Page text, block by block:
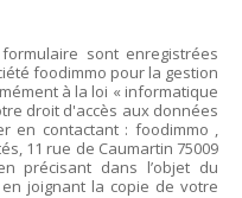
sont enregistrées
foodimmo pour la gestion
à la loi « informatique
droit d'accès aux données
en contactant : foodimmo ,
11 rue de Caumartin 75009
précisant dans l’objet du
joignant la copie de votre